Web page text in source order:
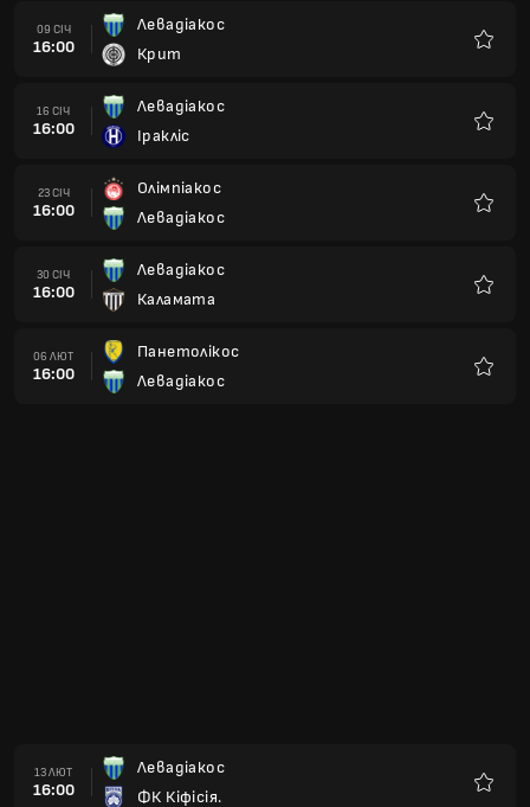
09 СІЧ
16:00
Левадіакос
Крит
16 СІЧ
16:00
Левадіакос
Іракліс
23 СІЧ
16:00
Олімпіакос
Левадіакос
30 СІЧ
16:00
Левадіакос
Каламата
06 ЛЮТ
16:00
Панетолікос
Левадіакос
13 ЛЮТ
16:00
Левадіакос
ФК Кіфісія.